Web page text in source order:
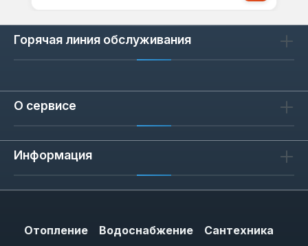
Горячая линия обслуживания
О сервисе
Информация
Отопление Водоснабжение
Сантехника